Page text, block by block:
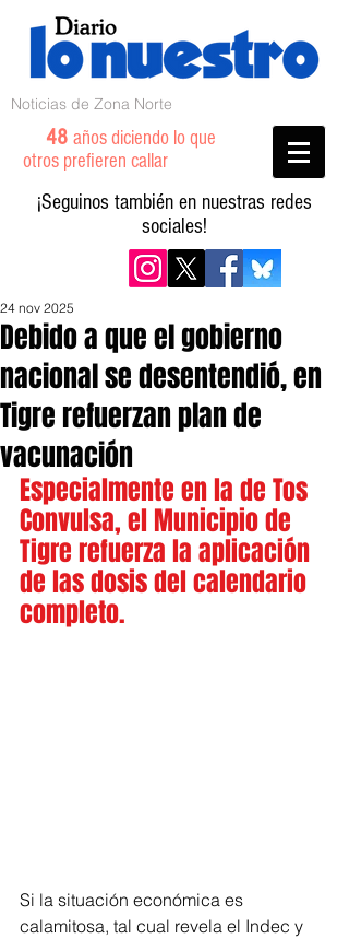
Noticias de Zona Norte
48 años diciendo lo que
otros prefieren callar
¡Seguinos también en nuestras redes
sociales!
Debido a que el gobierno
nacional se desentendió, en
Tigre refuerzan plan de
vacunación
24 nov 2025
Especialmente en la de Tos
Convulsa, el Municipio de
Tigre refuerza la aplicación
de las dosis del calendario
completo.
Si la situación económica es
calamitosa, tal cual revela el Indec y